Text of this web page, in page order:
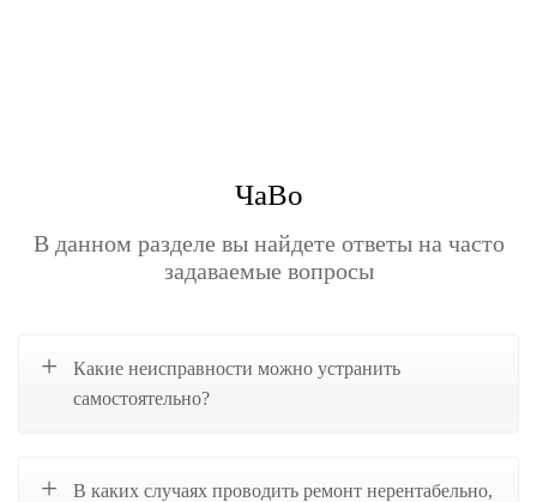
ЧаВо
В данном разделе вы найдете ответы на часто
задаваемые вопросы
Какие неисправности можно устранить
самостоятельно?
В каких случаях проводить ремонт нерентабельно,